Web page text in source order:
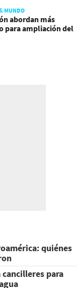
MUNDO
abordan más
para ampliación del
quiénes
cancilleres para